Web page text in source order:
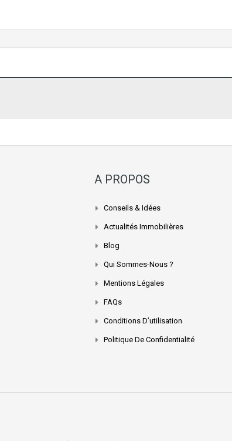
A PROPOS
Conseils & Idées
Actualités Immobilières
Blog
Qui Sommes-Nous ?
Mentions Légales
FAQs
Conditions D’utilisation
Politique De Confidentialité